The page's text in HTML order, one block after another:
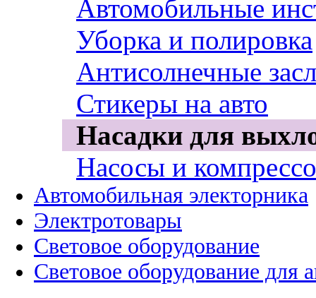
Автомобильные
Уборка и полировка
Антисолнечные
Стикеры на авто
Насадки для
Насосы и
Автомобильная электорника
Электротовары
Световое оборудование
Световое оборудование для